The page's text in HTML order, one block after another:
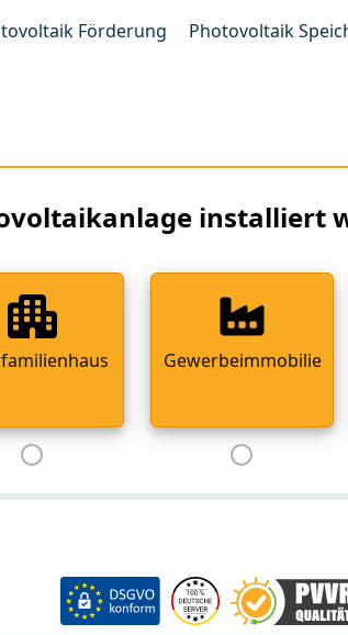
Förderung Photovoltaik
installiert
Gewerbeimmobilie